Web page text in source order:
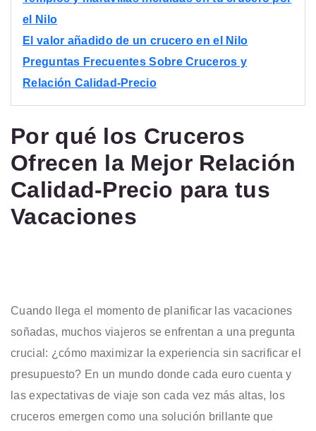
el Nilo
El valor añadido de un crucero en el Nilo
Preguntas Frecuentes Sobre Cruceros y
Relación Calidad-Precio
Por qué los Cruceros
Ofrecen la Mejor Relación
Calidad-Precio para tus
Vacaciones
Cuando llega el momento de planificar las vacaciones
soñadas, muchos viajeros se enfrentan a una pregunta
crucial: ¿cómo maximizar la experiencia sin sacrificar el
presupuesto? En un mundo donde cada euro cuenta y
las expectativas de viaje son cada vez más altas, los
cruceros emergen como una solución brillante que